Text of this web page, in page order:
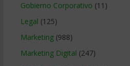
Gobierno Corporativo (11)
Legal (125)
Marketing(988)
Marketing Digital (247)